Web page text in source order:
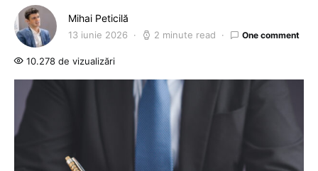
Mihai Peticilă
13 iunie 2026 2 minute read One comment
10.278 de vizualizări